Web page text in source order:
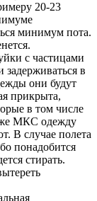
20-23
минимум пота.
с частицами
в
они будут
прикрыта,
в том числе
МКС одежду
В случае полета
понадобится
стирать.